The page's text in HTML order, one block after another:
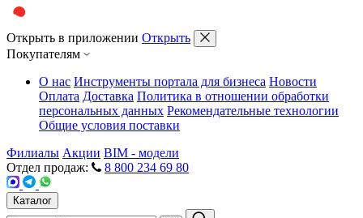
Открыть в приложении Открыть
Покупателям
О нас Инструменты портала для бизнеса Новости
Оплата Доставка Политика в отношении обработки
персональных данных Рекомендательные технологии
Общие условия поставки
Филиалы Акции BIM - модели
Отдел продаж:
8 800 234 69 80
Каталог